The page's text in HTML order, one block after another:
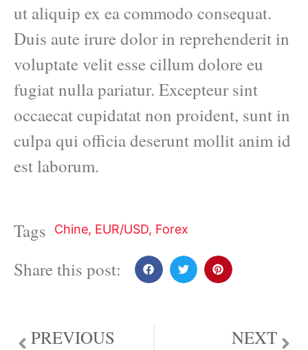
ut aliquip ex ea commodo consequat.
Duis aute irure dolor in reprehenderit in
voluptate velit esse cillum dolore eu
fugiat nulla pariatur. Excepteur sint
occaecat cupidatat non proident, sunt in
culpa qui officia deserunt mollit anim id
est laborum.
Tags Chine, EUR/USD, Forex
Share this post:
PREVIOUS NEXT